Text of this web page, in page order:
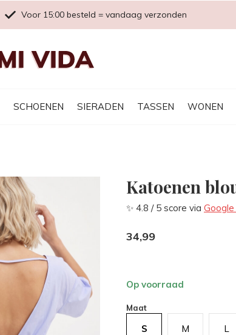
SCHOENEN SIERADEN TASSEN WONEN
Voor 15:00 besteld = vandaag verzonden
Katoenen
✨ 4.8 / 5 score via
34,99
Op voorraad
Maat
S M L